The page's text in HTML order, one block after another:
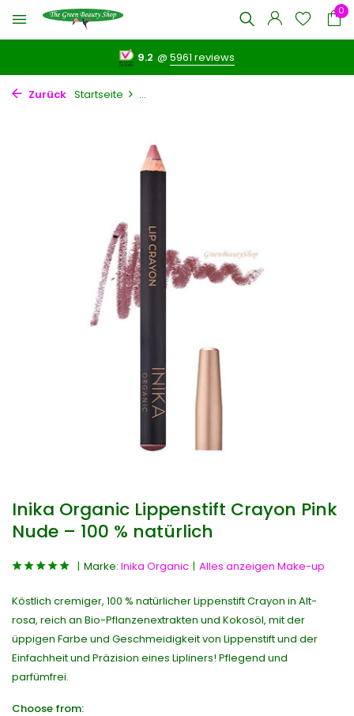
0
9.2 @5961 reviews
Zurück Startseite ...
Inika Organic Lippenstift Crayon Pink
Nude – 100 % natürlich
Marke: Inika Organic Alles anzeigen Make-up
Köstlich cremiger, 100 % natürlicher Lippenstift Crayon in Alt-
rosa, reich an Bio-Pflanzenextrakten und Kokosöl, mit der
üppigen Farbe und Geschmeidigkeit von Lippenstift und der
Einfachheit und Präzision eines Lipliners! Pflegend und
parfümfrei.
Choose from: